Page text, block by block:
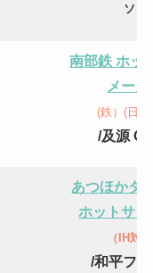
ソト
南部鉄 ホッ
メー
(鉄）(日
/及源
あつほかダ
ホットサ
（IH対
/和平フ